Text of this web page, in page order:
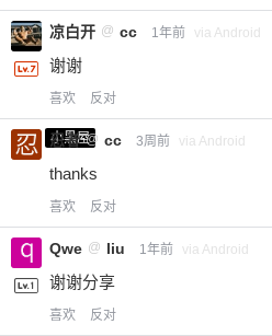
凉白开 @ cc 1年前 via Android
谢谢
喜欢 反对
小黑屋
忍者 @ cc 3周前 via Android
thanks
喜欢 反对
Qwe @ liu 1年前 via Android
谢谢分享
喜欢 反对